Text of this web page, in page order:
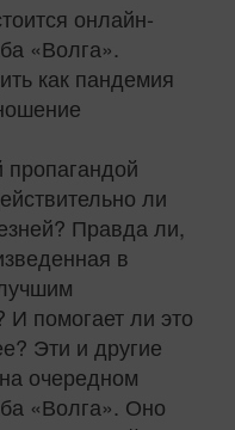
онлайн-
«Волга».
как пандемия
ли
Правда ли,
в
И помогает ли это
Эти и другие
очередном
«Волга». Оно